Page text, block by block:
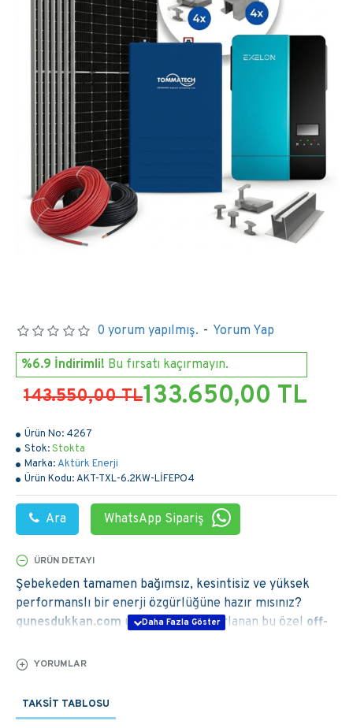
Ürün No: 4267
Stok:Stokta
Marka:Aktürk Enerji
Ürün Kodu:AKT-TXL-6.2KW-LİFEPO4
Ara WhatsApp Sipariş
0 yorum yapılmış. - Yorum Yap
%6.9 İndirimli! Bu fırsatı kaçırmayın.
143.550,00 TL133.650,00 TL
ÜRÜN DETAYI
Şebekeden tamamen bağımsız, kesintisiz ve yüksek
performanslı bir enerji özgürlüğüne hazır mısınız?
gunesdukkan.com uzmanlığıyla hazırlanan bu özel off-
bile enerjinizi garanti altına almak için tasarlandı.
teknolojisi ile maksimum verimle üretilen elektrik, yeni
nesilExelon akıllı inverter
YORUMLAR
TAKSIT TABLOSU